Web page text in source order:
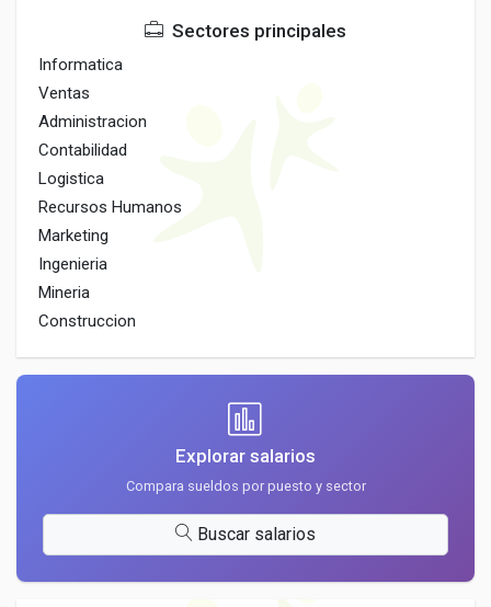
Sectores principales
Informatica
Ventas
Administracion
Contabilidad
Logistica
Recursos Humanos
Marketing
Ingenieria
Mineria
Construccion
Explorar salarios
Compara sueldos por puesto y sector
Buscar salarios